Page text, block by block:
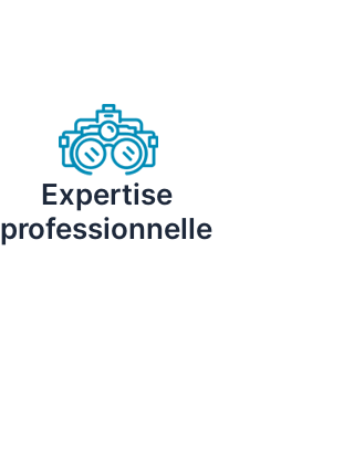
Expertise
professionnelle